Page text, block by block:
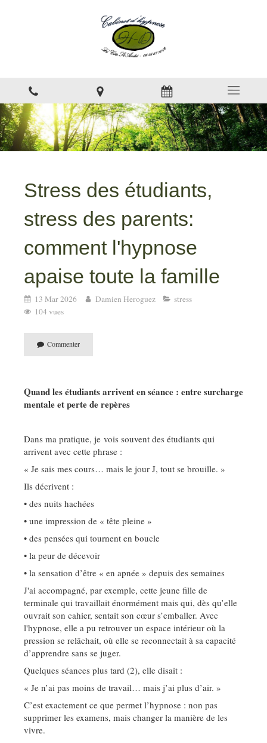
Stress des étudiants,
stress des parents:
comment l'hypnose
apaise toute la famille
13 Mar 2026 Damien Heroguez
stress
104 vues
Commenter
Quand les étudiants arrivent en séance : entre surcharge
mentale et perte de repères
Dans ma pratique, je vois souvent des étudiants qui
arrivent avec cette phrase :
« Je sais mes cours… mais le jour J, tout se brouille. »
Ils décrivent :
• des nuits hachées
• une impression de « tête pleine »
• des pensées qui tournent en boucle
• la peur de décevoir
• la sensation d’être « en apnée » depuis des semaines
J'ai accompagné, par exemple, cette jeune fille de
terminale qui travaillait énormément mais qui, dès qu’elle
ouvrait son cahier, sentait son cœur s’emballer. Avec
l'hypnose, elle a pu retrouver un espace intérieur où la
pression se relâchait, où elle se reconnectait à sa capacité
d’apprendre sans se juger.
Quelques séances plus tard (2), elle disait :
« Je n’ai pas moins de travail… mais j’ai plus d’air. »
C’est exactement ce que permet l’hypnose : non pas
supprimer les examens, mais changer la manière de les
vivre.